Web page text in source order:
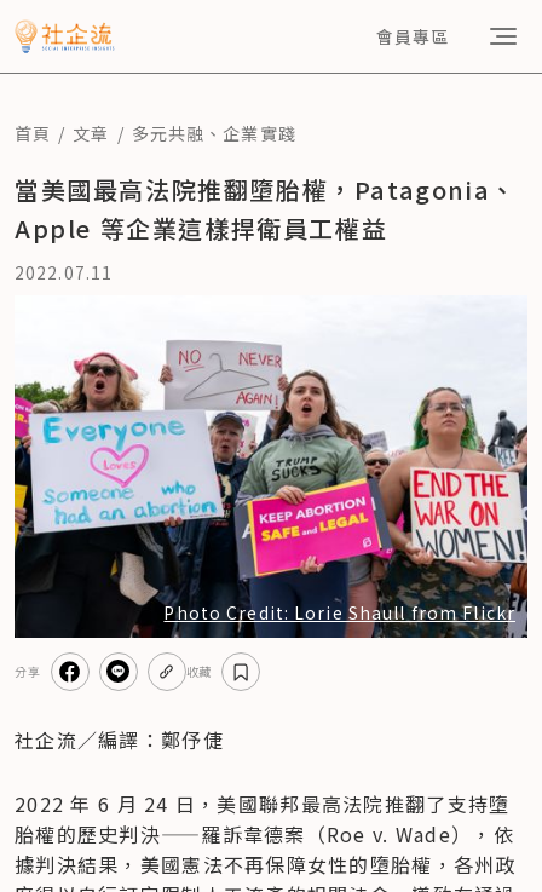
會員專區
首頁 文章 多元共融 、 企業實踐
當美國最高法院推翻墮胎權，Patagonia、
Apple 等企業這樣捍衛員工權益
2022.07.11
Photo Credit: Lorie Shaull from Flickr
分享 收藏
社企流／編譯：鄭伃倢
2022 年 6 月 24 日，美國聯邦最高法院推翻了支持墮
胎權的歷史判決——羅訴韋德案（Roe v. Wade），依
據判決結果，美國憲法不再保障女性的墮胎權，各州政